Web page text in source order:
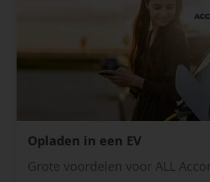
Opladen in een EV
Grote voordelen voor ALL